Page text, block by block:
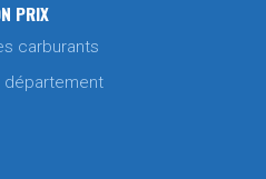
PRIX
carburants
département